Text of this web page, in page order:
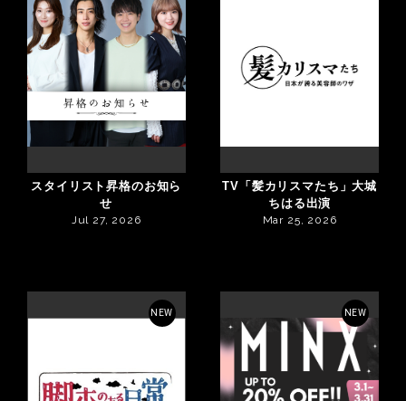
スタイリスト昇格のお知ら
せ
Jul 27, 2026
TV「髪カリスマたち」大城
ちはる出演
Mar 25, 2026
NEW NEW